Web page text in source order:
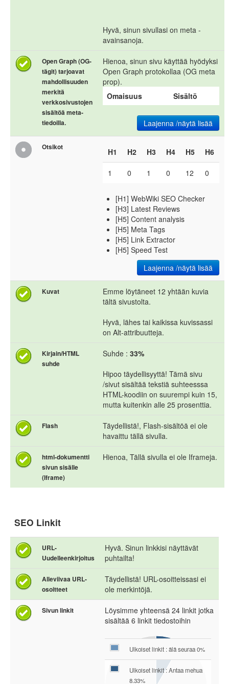
Hyvä, sinun sivullasi on meta -
avainsanoja.
Open Graph (OG-
tägit) tarjoavat
mahdollisuuden
merkitä
verkkosivustojen
sisältöä meta-
tiedoilla.
Hienoa, sinun sivu käyttää hyödyksi
Open Graph protokollaa (OG meta
prop).
Omaisuus
Sisältö
Laajenna /näytä lisää
Otsikot H1 H2 H3 H4 H5 H6
1 0 1 0 12 0
[H1] WebWiki SEO Checker
[H3] Latest Reviews
[H5] Content analysis
[H5] Meta Tags
[H5] Link Extractor
[H5] Speed Test
Laajenna /näytä lisää
Kuvat
Emme löytäneet 12 yhtään kuvia
tältä sivustolta.
Hyvä, lähes tai kaikissa kuvissassi
on Alt-attribuutteja.
Kirjain/HTML
suhde
Suhde : 33%
Hipoo täydellisyyttä! Tämä sivu
/sivut sisältää tekstiä suhteesssa
HTML-koodiin on suurempi kuin 15,
mutta kuitenkin alle 25 prosenttia.
Flash
Täydellistä!, Flash-sisältöä ei ole
havaittu tällä sivulla.
html-dokumentti
sivun sisälle
(Iframe)
Hienoa, Tällä sivulla ei ole Iframeja.
SEO Linkit
URL-
Uudelleenkirjoitus
Hyvä. Sinun linkkisi näyttävät
puhtailta!
Alleviivaa URL-
osoitteet
Täydellistä! URL-osoitteissasi ei
ole merkintöjä.
Sivun linkit
Löysimme yhteensä 24 linkit jotka
sisältää 6 linkit tiedostoihin
Ulkoiset linkit : älä seuraa 0%
Ulkoiset linkit : Antaa mehua
8.33%